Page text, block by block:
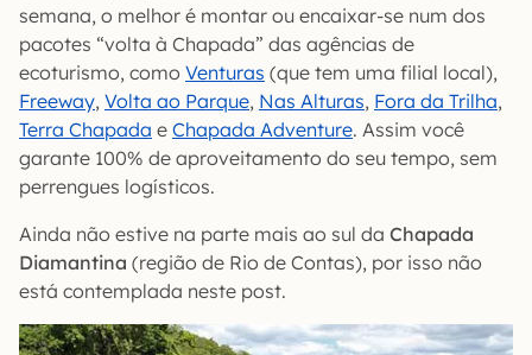
semana, o melhor é montar ou encaixar-se num dos
pacotes “volta à Chapada” das agências de
ecoturismo, como Venturas (que tem uma filial local),
Freeway, Volta ao Parque, Nas Alturas, Fora da Trilha,
Terra Chapada e Chapada Adventure. Assim você
garante 100% de aproveitamento do seu tempo, sem
perrengues logísticos.
Ainda não estive na parte mais ao sul da Chapada
Diamantina (região de Rio de Contas), por isso não
está contemplada neste post.